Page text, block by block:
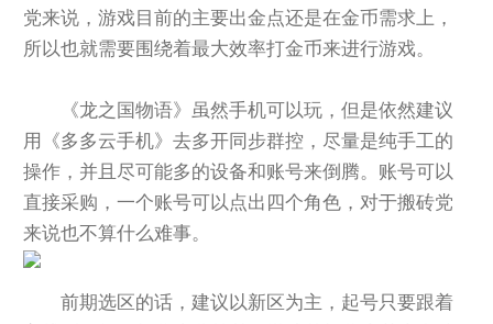
党来说，游戏目前的主要出金点还是在金币需求上，
所以也就需要围绕着最大效率打金币来进行游戏。
《龙之国物语》虽然手机可以玩，但是依然建议
用《多多云手机》去多开同步群控，尽量是纯手工的
操作，并且尽可能多的设备和账号来倒腾。账号可以
直接采购，一个账号可以点出四个角色，对于搬砖党
来说也不算什么难事。
前期选区的话，建议以新区为主，起号只要跟着